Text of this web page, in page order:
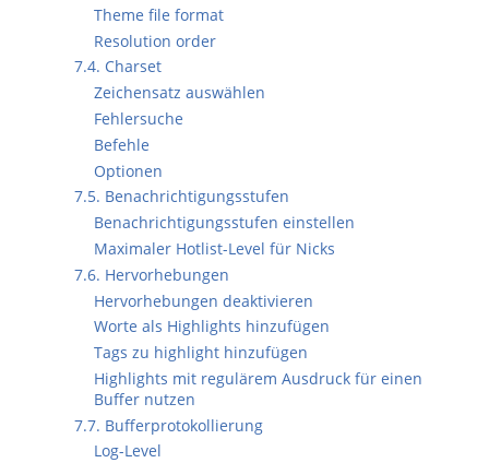
Theme file format
Resolution order
7.4. Charset
Zeichensatz auswählen
Fehlersuche
Befehle
Optionen
7.5. Benachrichtigungsstufen
Benachrichtigungsstufen einstellen
Maximaler Hotlist-Level für Nicks
7.6. Hervorhebungen
Hervorhebungen deaktivieren
Worte als Highlights hinzufügen
Tags zu highlight hinzufügen
Highlights mit regulärem Ausdruck für einen
Buffer nutzen
7.7. Bufferprotokollierung
Log-Level